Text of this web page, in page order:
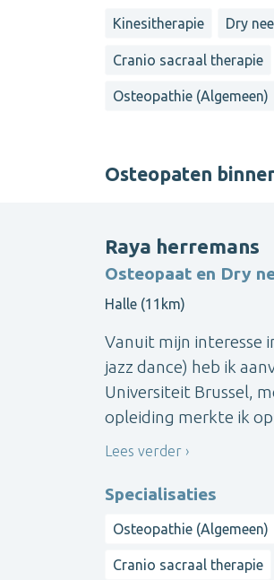
Kinesitherapie Dry
Cranio sacraal therapie
Osteopathie (Algemeen)
Osteopaten
Raya herremans
Osteopaat en Dry
Halle (11km)
Vanuit mijn interesse
jazz dance) heb ik
Universiteit Brussel,
opleiding merkte ik
Lees verder
Specialisaties
Osteopathie (Algemeen)
Cranio sacraal therapie